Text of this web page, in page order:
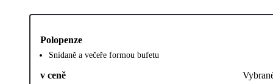
Polopenze
Snídaně a večeře formou bufetu
v ceně